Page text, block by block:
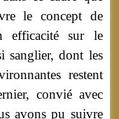
le concept de
efficacité sur le
sanglier, dont les
restent
convié avec
avons pu suivre